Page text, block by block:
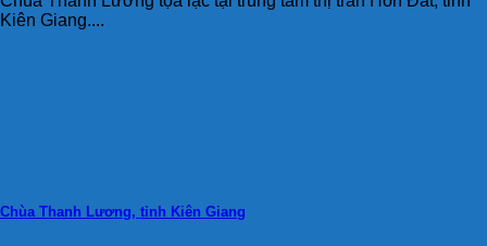
Kiên Giang....
Chùa Thanh Lương, tỉnh Kiên Giang